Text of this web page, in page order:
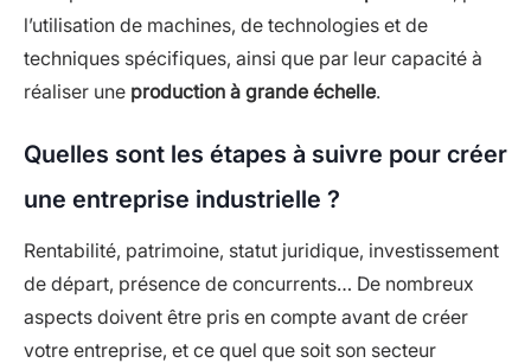
l’utilisation de machines, de technologies et de
techniques spécifiques, ainsi que par leur capacité à
réaliser une production à grande échelle.
Quelles sont les étapes à suivre pour créer
une entreprise industrielle ?
Rentabilité, patrimoine, statut juridique, investissement
de départ, présence de concurrents… De nombreux
aspects doivent être pris en compte avant de créer
votre entreprise, et ce quel que soit son secteur